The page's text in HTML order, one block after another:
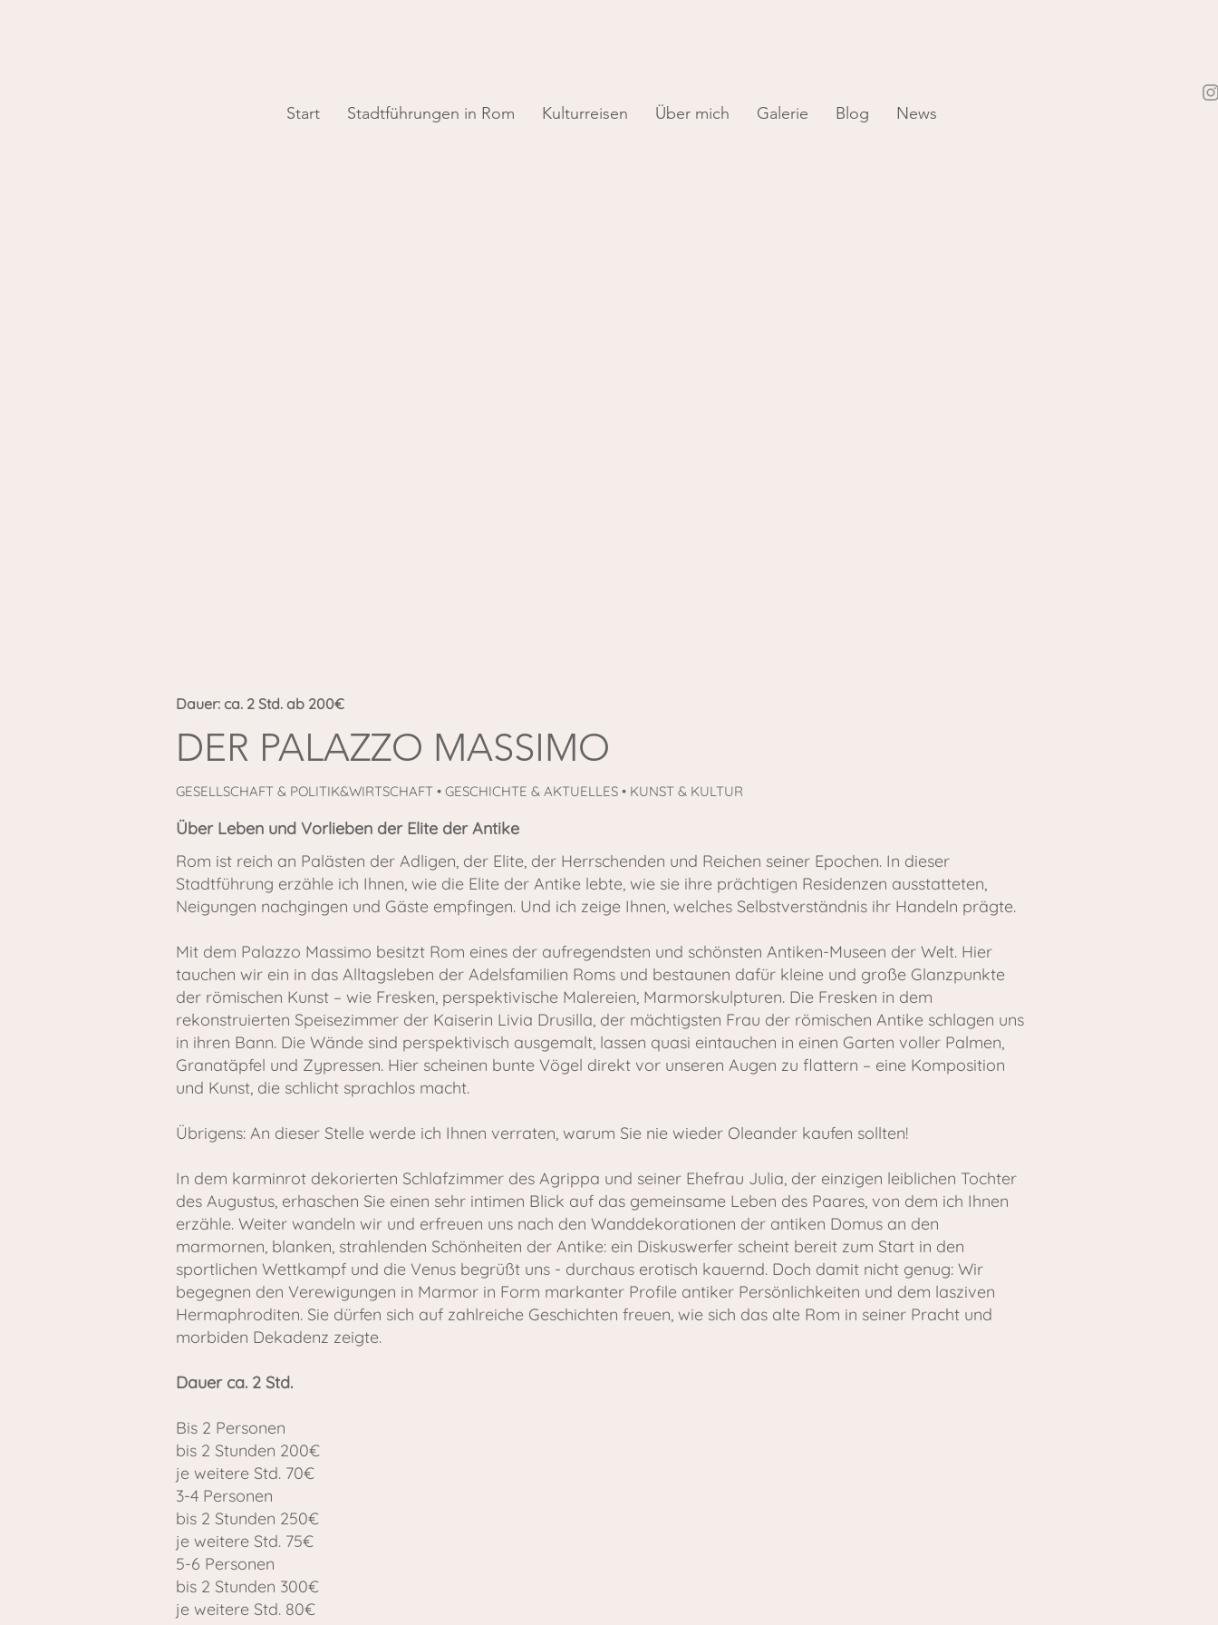
Start Stadtführungen in Rom Kulturreisen Über mich Galerie Blog News
DER PALAZZO MASSIMO
GESELLSCHAFT & POLITIK&WIRTSCHAFT • GESCHICHTE & AKTUELLES • KUNST & KULTUR
Dauer: ca. 2 Std. ab 200€
Über Leben und Vorlieben der Elite der Antike
Rom ist reich an Palästen der Adligen, der Elite, der Herrschenden und Reichen seiner Epochen. In dieser
Stadtführung erzähle ich Ihnen, wie die Elite der Antike lebte, wie sie ihre prächtigen Residenzen ausstatteten,
Neigungen nachgingen und Gäste empfingen. Und ich zeige Ihnen, welches Selbstverständnis ihr Handeln prägte.
Mit dem Palazzo Massimo besitzt Rom eines der aufregendsten und schönsten Antiken-Museen der Welt. Hier
tauchen wir ein in das Alltagsleben der Adelsfamilien Roms und bestaunen dafür kleine und große Glanzpunkte
der römischen Kunst – wie Fresken, perspektivische Malereien, Marmorskulpturen. Die Fresken in dem
rekonstruierten Speisezimmer der Kaiserin Livia Drusilla, der mächtigsten Frau der römischen Antike schlagen uns
in ihren Bann. Die Wände sind perspektivisch ausgemalt, lassen quasi eintauchen in einen Garten voller Palmen,
Granatäpfel und Zypressen. Hier scheinen bunte Vögel direkt vor unseren Augen zu flattern – eine Komposition
und Kunst, die schlicht sprachlos macht.
Übrigens: An dieser Stelle werde ich Ihnen verraten, warum Sie nie wieder Oleander kaufen sollten!
In dem karminrot dekorierten Schlafzimmer des Agrippa und seiner Ehefrau Julia, der einzigen leiblichen Tochter
des Augustus, erhaschen Sie einen sehr intimen Blick auf das gemeinsame Leben des Paares, von dem ich Ihnen
erzähle. Weiter wandeln wir und erfreuen uns nach den Wanddekorationen der antiken Domus an den
marmornen, blanken, strahlenden Schönheiten der Antike: ein Diskuswerfer scheint bereit zum Start in den
sportlichen Wettkampf und die Venus begrüßt uns - durchaus erotisch kauernd. Doch damit nicht genug: Wir
begegnen den Verewigungen in Marmor in Form markanter Profile antiker Persönlichkeiten und dem lasziven
Hermaphroditen. Sie dürfen sich auf zahlreiche Geschichten freuen, wie sich das alte Rom in seiner Pracht und
morbiden Dekadenz zeigte.
Dauer ca. 2 Std.
Bis 2 Personen
bis 2 Stunden 200€
je weitere Std. 70€
3-4 Personen
bis 2 Stunden 250€
je weitere Std. 75€
​5-6 Personen
bis 2 Stunden 300€
je weitere Std. 80€